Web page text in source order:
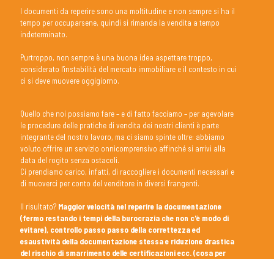
I documenti da reperire sono una moltitudine e non sempre si ha il
tempo per occuparsene, quindi si rimanda la vendita a tempo
indeterminato.
Purtroppo, non sempre è una buona idea aspettare troppo,
considerato l'instabilità del mercato immobiliare e il contesto in cui
ci si deve muovere oggigiorno.
Quello che noi possiamo fare – e di fatto facciamo – per agevolare
le procedure delle pratiche di vendita dei nostri clienti è parte
integrante del nostro lavoro, ma ci siamo spinte oltre: abbiamo
voluto offrire un servizio onnicomprensivo affinché si arrivi alla
data del rogito senza ostacoli.
Ci prendiamo carico, infatti, di raccogliere i documenti necessari e
di muoverci per conto del venditore in diversi frangenti.
Il risultato? Maggior velocità nel reperire la documentazione
(fermo restando i tempi della burocrazia che non c'è modo di
evitare), controllo passo passo della correttezza ed
esaustività della documentazione stessa e riduzione drastica
del rischio di smarrimento delle certificazioni ecc. (cosa per